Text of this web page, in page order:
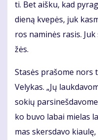
ti. Bet aiš­ku, kad
die­ną kve­pės, juk
ros na­mi­nės ra­sis.
žės.
Sta­sės pra­šo­me
Ve­ly­kas. „Jų
so­kių
ko bu­vo la­bai mie­las
mas skers­da­vo